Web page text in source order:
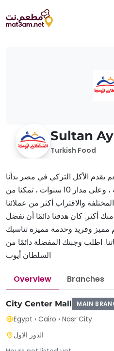
Sultan
Turkish Food
الأكل التركي في مصر بدأنا
في عام 2010 من الإسكندرية ، وعلى مدار 10 سنوات ، تمكنا من
والاقتراب أكثر من عملائنا
أكثر. كان هدفنا دائمًا أن نفضل
وفريد ​​وخدمة مميزة تناسبك
اطلب وجبتك المفضلة دائمًا من
السلطان أيوب
Overview Branches
City Center Mall MAIN
Egypt › Cairo › Nasr City
الدور الاول